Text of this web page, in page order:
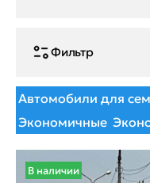
Фильтр
Автомобили для
Экономичные
В наличии